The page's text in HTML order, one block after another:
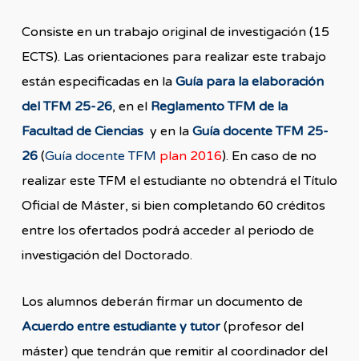
Consiste en un trabajo original de investigación (15
ECTS). Las orientaciones para realizar este trabajo
están especificadas en la Guía para la elaboración
del TFM 25-26, en el Reglamento TFM de la
Facultad de Ciencias y en la Guía docente TFM 25-
26(Guía docente TFM plan 2016). En caso de no
realizar este TFM el estudiante no obtendrá el Título
Oficial de Máster, si bien completando 60 créditos
entre los ofertados podrá acceder al periodo de
investigación del Doctorado.
Los alumnos deberán firmar un documento de
Acuerdo entre estudiante y tutor(profesor del
máster) que tendrán que remitir al coordinador del